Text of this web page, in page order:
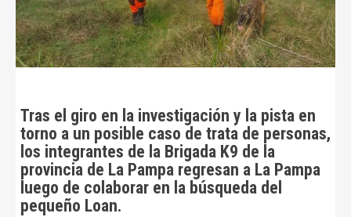
Tras el giro en la investigación y la pista en
torno a un posible caso de trata de personas,
os integrantes de la Brigada K9 de la
provincia de La Pampa regresan a La Pampa
luego de colaborar en la búsqueda del
pequeño Loan.